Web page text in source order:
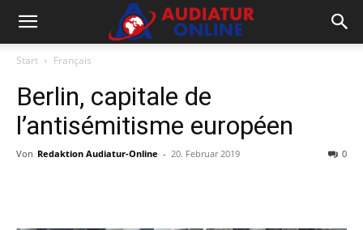
Start Français
Berlin, capitale de
l’antisémitisme européen
Von Redaktion Audiatur-Online - 20. Februar 2019 0